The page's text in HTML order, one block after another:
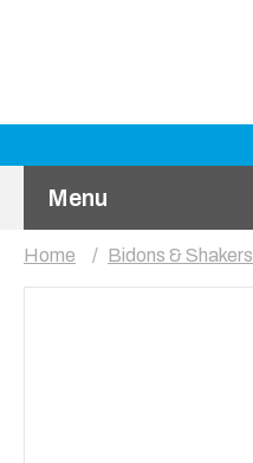
Menu
Home Bidons & Shakers